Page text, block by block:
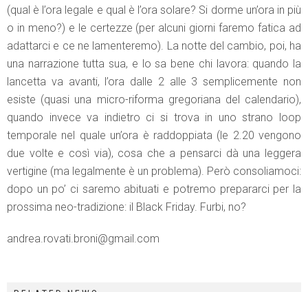
(qual è l’ora legale e qual è l’ora solare? Si dorme un’ora in più
o in meno?) e le certezze (per alcuni giorni faremo fatica ad
adattarci e ce ne lamenteremo). La notte del cambio, poi, ha
una narrazione tutta sua, e lo sa bene chi lavora: quando la
lancetta va avanti, l’ora dalle 2 alle 3 semplicemente non
esiste (quasi una micro-riforma gregoriana del calendario),
quando invece va indietro ci si trova in uno strano loop
temporale nel quale un’ora è raddoppiata (le 2.20 vengono
due volte e così via), cosa che a pensarci dà una leggera
vertigine (ma legalmente è un problema). Però consoliamoci:
dopo un po’ ci saremo abituati e potremo prepararci per la
prossima neo-tradizione: il Black Friday. Furbi, no?
andrea.rovati.broni@gmail.com